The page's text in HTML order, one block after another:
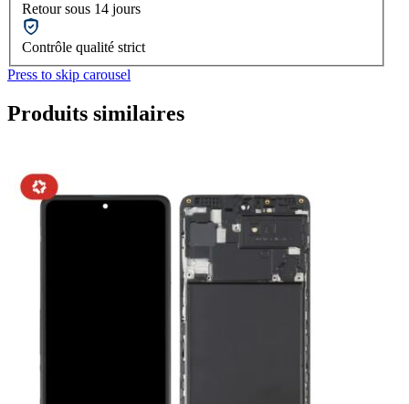
Retour sous 14 jours
Contrôle qualité strict
Press to skip carousel
Produits similaires